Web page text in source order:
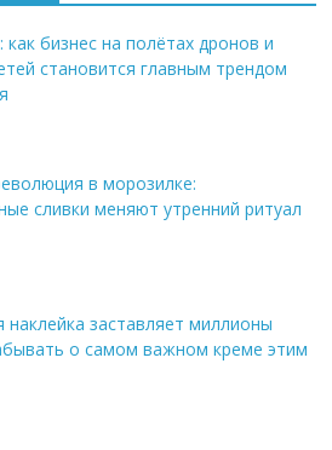
как бизнес на полётах дронов и
становится главным трендом
в морозилке:
сливки меняют утренний ритуал
наклейка заставляет миллионы
о самом важном креме этим